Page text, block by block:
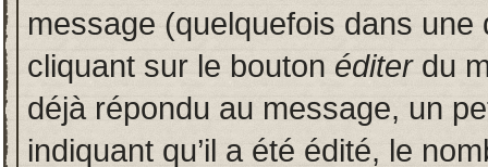
message (quelquefois dans
cliquant sur le bouton éditerdu
déjà répondu au message, un
indiquant qu’il a été édité, le